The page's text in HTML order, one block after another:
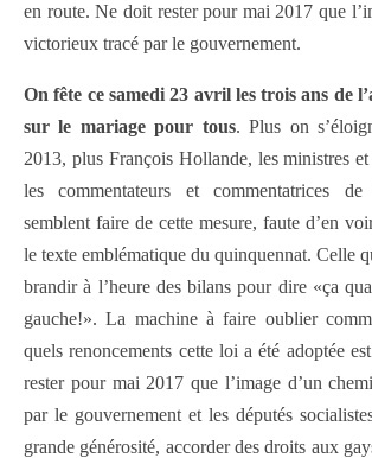
en route. Ne doit rester pour mai 2017 que
victorieux tracé par le gouvernement.
On fête ce samedi 23 avril les trois ans de
sur le mariage pour tous. Plus on
2013, plus François Hollande, les ministres et
les commentateurs et commentatrices
semblent faire de cette mesure, faute d’en
le texte emblématique du quinquennat. Celle
brandir à l’heure des bilans pour dire «ça
gauche!». La machine à faire oublier
quels renoncements cette loi a été adoptée
rester pour mai 2017 que l’image d’un
par le gouvernement et les députés
grande générosité, accorder des droits aux